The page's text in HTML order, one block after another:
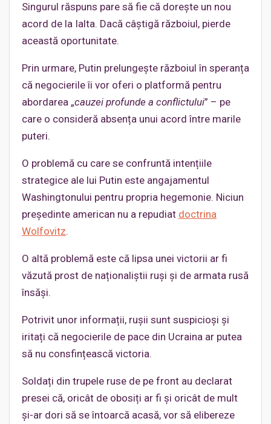
Singurul răspuns pare să fie că dorește un nou
acord de la Ialta. Dacă câștigă războiul, pierde
această oportunitate.
Prin urmare, Putin prelungește războiul în speranța
că negocierile îi vor oferi o platformă pentru
abordarea „cauzei profunde a conflictului” – pe
care o consideră absența unui acord între marile
puteri.
O problemă cu care se confruntă intențiile
strategice ale lui Putin este angajamentul
Washingtonului pentru propria hegemonie. Niciun
președinte american nu a repudiat doctrina
Wolfovitz.
O altă problemă este că lipsa unei victorii ar fi
văzută prost de naționaliștii ruși și de armata rusă
însăși.
Potrivit unor informații, rușii sunt suspicioși și
iritați că negocierile de pace din Ucraina ar putea
să nu consfințească victoria.
Soldați din trupele ruse de pe front au declarat
presei că, oricât de obosiți ar fi și oricât de mult
și-ar dori să se întoarcă acasă, vor să elibereze